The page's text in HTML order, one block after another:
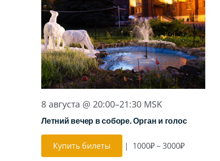
8 августа @ 20:00–21:30 MSK
Летний вечер в соборе. Орган и голос
Купить билеты | 1000₽ – 3000₽